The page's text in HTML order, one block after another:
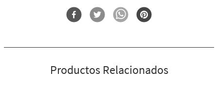
Brillo Labial
Productos Relacionados